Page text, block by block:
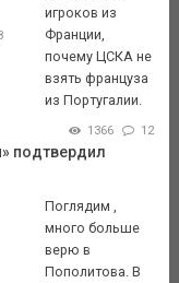
игроков из
Франции,
почему ЦСКА не
взять француза
из Португалии.
1366 12
подтвердил
Поглядим ,
много больше
верю в
Пополитова. В